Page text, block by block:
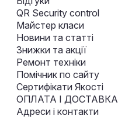
QR Security control
Майстер класи
Новини та статті
Знижки та акції
Ремонт техніки
Помічник по сайту
Сертифікати Якості
ОПЛАТА І ДОСТАВКА
Адреси і контакти